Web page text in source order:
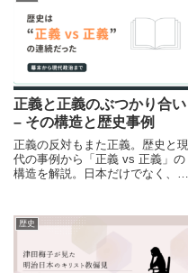
正義と正義のぶつかり合い
– その構造と歴史事例
正義の反対もまた正義。歴史と現
代の事例から「正義 vs 正義」の
構造を解説。日本だけでなく、世
歴史